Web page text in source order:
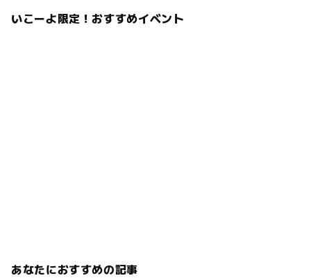
いこーよ限定！おすすめイベント
あなたにおすすめの記事